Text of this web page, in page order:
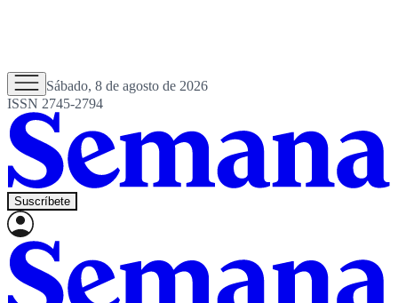
Sábado, 8 de agosto de 2026
ISSN 2745-2794
Suscríbete